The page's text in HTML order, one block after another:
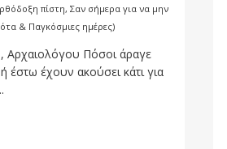
πίστη, Σαν σήμερα για να μην
& Παγκόσμιες ημέρες)
Αρχαιολόγου Πόσοι άραγε
έστω έχουν ακούσει κάτι για